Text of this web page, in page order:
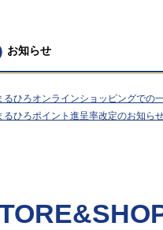
お知らせ
るひろオンラインショッピングでの
るひろポイント進呈率改定のお知ら